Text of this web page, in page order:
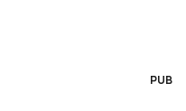
PUB